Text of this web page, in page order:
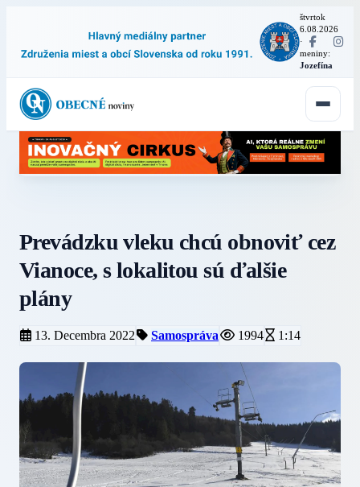
štvrtok
6.08.2026
·
meniny:
Jozefína
Prevádzku vleku chcú obnoviť cez
Vianoce, s lokalitou sú ďalšie
plány
13. Decembra 2022 Samospráva 1994 1:14